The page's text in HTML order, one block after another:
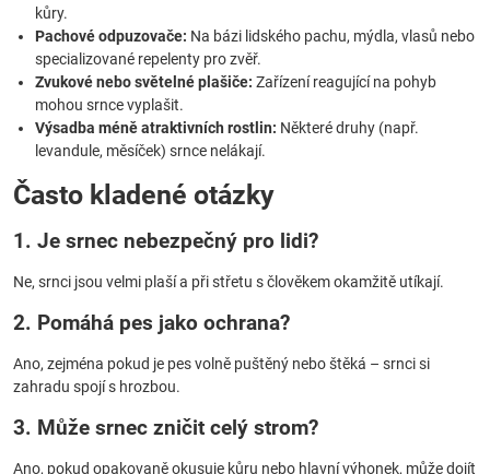
kůry.
Pachové odpuzovače: Na bázi lidského pachu, mýdla, vlasů nebo
specializované repelenty pro zvěř.
Zvukové nebo světelné plašiče: Zařízení reagující na pohyb
mohou srnce vyplašit.
Výsadba méně atraktivních rostlin: Některé druhy (např.
levandule, měsíček) srnce nelákají.
Často kladené otázky
1. Je srnec nebezpečný pro lidi?
Ne, srnci jsou velmi plaší a při střetu s člověkem okamžitě utíkají.
2. Pomáhá pes jako ochrana?
Ano, zejména pokud je pes volně puštěný nebo štěká – srnci si
zahradu spojí s hrozbou.
3. Může srnec zničit celý strom?
Ano, pokud opakovaně okusuje kůru nebo hlavní výhonek, může dojít